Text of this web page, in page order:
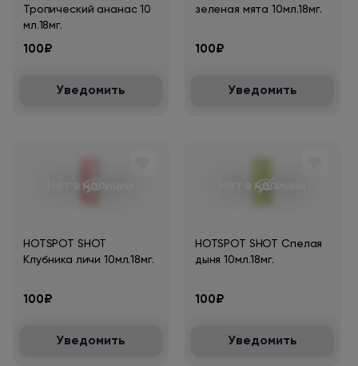
Тропический ананас 10
мл.18мг.
100₽
Уведомить
зеленая мята 10мл.18мг.
100₽
Уведомить
Нет в наличии
HOTSPOT SHOT
Клубника личи 10мл.18мг.
100₽
Уведомить
Нет в наличии
HOTSPOT SHOT Спелая
дыня 10мл.18мг.
100₽
Уведомить